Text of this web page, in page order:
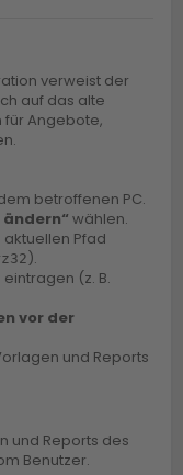
verweist der
auf das alte
Angebote,
betroffenen PC.
wählen.
Pfad
).
(z. B.
vor der
und Reports
und Reports des
Benutzer.